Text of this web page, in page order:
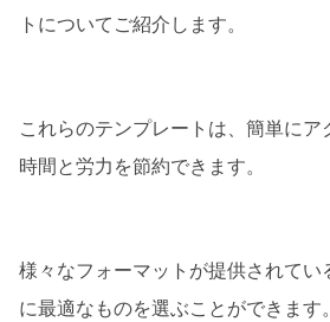
トについてご紹介します。
これらのテンプレートは、簡単にア
時間と労力を節約できます。
様々なフォーマットが提供されてい
に最適なものを選ぶことができます。